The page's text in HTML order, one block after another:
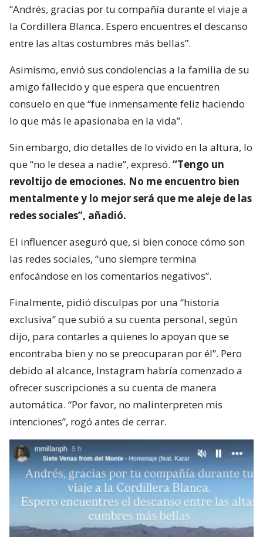
“Andrés, gracias por tu compañía durante el viaje a
la Cordillera Blanca. Espero encuentres el descanso
entre las altas costumbres más bellas”.
Asimismo, envió sus condolencias a la familia de su
amigo fallecido y que espera que encuentren
consuelo en que “fue inmensamente feliz haciendo
lo que más le apasionaba en la vida”.
Sin embargo, dio detalles de lo vivido en la altura, lo
que “no le desea a nadie”, expresó. “Tengo un
revoltijo de emociones. No me encuentro bien
mentalmente y lo mejor será que me aleje de las
redes sociales”, añadió.
El influencer aseguró que, si bien conoce cómo son
las redes sociales, “uno siempre termina
enfocándose en los comentarios negativos”.
Finalmente, pidió disculpas por una “historia
exclusiva” que subió a su cuenta personal, según
dijo, para contarles a quienes lo apoyan que se
encontraba bien y no se preocuparan por él”. Pero
debido al alcance, Instagram habría comenzado a
ofrecer suscripciones a su cuenta de manera
automática. “Por favor, no malinterpreten mis
intenciones”, rogó antes de cerrar.